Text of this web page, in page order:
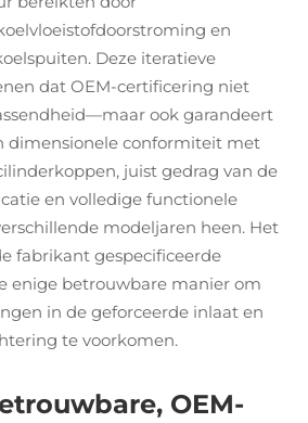
en
Deze iteratieve
dat OEM-certificering niet
ook garandeert
dimensionele conformiteit met
juist gedrag van de
en volledige functionele
modeljaren heen. Het
fabrikant gespecificeerde
enige betrouwbare manier om
in de geforceerde inlaat en
te voorkomen.
OEM-